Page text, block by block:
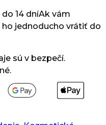
14 dníAk vám
jednoducho vrátiť do
sú v bezpečí.